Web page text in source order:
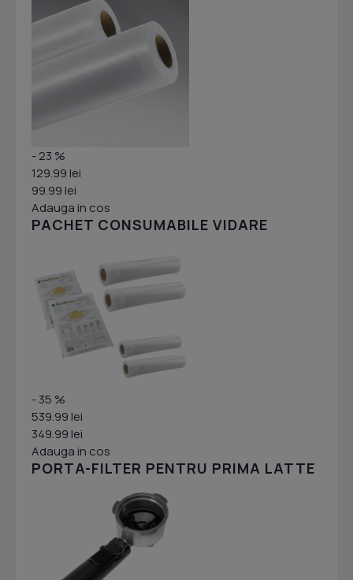
- 23 %
129.99 lei
99.99 lei
Adauga in cos
PACHET CONSUMABILE VIDARE
- 35 %
539.99 lei
349.99 lei
Adauga in cos
PORTA-FILTER PENTRU PRIMA LATTE